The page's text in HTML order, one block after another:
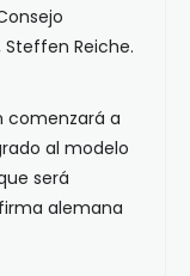
Steffen Reiche.
comenzará a
al modelo
será
alemana